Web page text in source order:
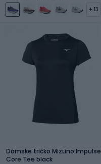
+ 13
Dámske tričko Mizuno Impulse
Core Tee black